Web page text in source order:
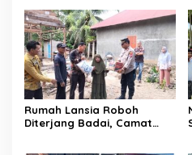
Rumah Lansia Roboh
Diterjang Badai, Camat